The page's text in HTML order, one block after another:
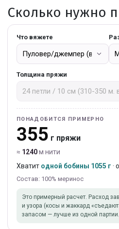
Сколько нужно
Что вяжете
Толщина пряжи
ПОНАДОБИТСЯ ПРИМЕРНО
355 г пряжи
≈ 1240м нити
Хватит одной бобины 1055 г ·
Состав: 100% меринос
Это примерный расчет. Расход
и узора (косы и жаккард
запасом — лучше из одной партии.